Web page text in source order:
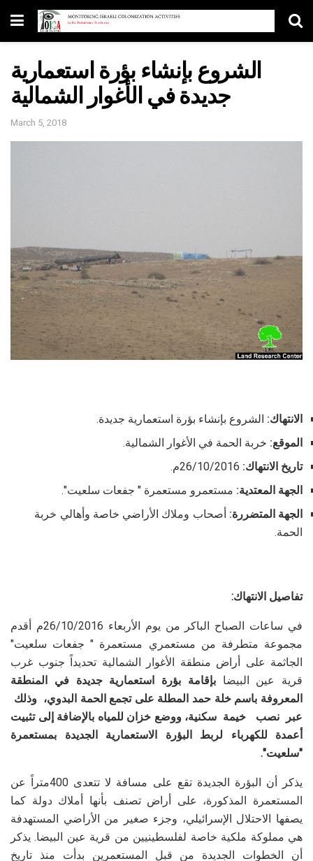
الشروع بإنشاء بؤرة استعمارية
جديدة في الأغوار الشمالية
March 5, 2018
الانتهاك: الشروع بإنشاء بؤرة استعمارية جديدة.
الموقع: خربة الحمة في الأغوار الشمالية.
تاريخ الانتهاك:
الجهة المعتدية: مستعمرو مستعمرة " جفعات سلعيت".
الجهة المتضررة: أصحاب وملاك الأراضي خاصة وأهالي خربة
الحمة.
تفاصيل الانتهاك:
في ساعات الصباح الباكر من يوم الأربعاء 26/10/2016م أقدم
مجموعة متطرفة من مستعمري مستعمرة " جفعات سلعيت"
الجاثمة على أراض منطقة الأغوار الشمالية تحديداً جنوب غرب
قرية عين البيضابإقامة بؤرة استعمارية جديدة في المنطقة
المعروفة باسم خلة حمد المطلة على تجمع الحمة البدوي، وذلك
عبر نصب خيمة سكنية، ووضع خزان للمياه بالإضافة إلى تثبيت
أعمدة للكهرباء لربط البؤرة الاستعمارية الجديدة بمستعمرة
"سلعيت".
يذكر أن البؤرة الجديدة تقع على مسافة لا تتعدى 400متراً عن
المستعمرة المذكورة، على أراض تصنف بأنها أملاك دولة كما
يصفها الاحتلال الإسرائيلي، وجزء صغير من الأراضي المستهدفة
هي مملوكة ملكية خاصة لفلسطينيين من قرية عين البيضا. يذكر
أن الخطوات الجديدة من قبل المستعمرين بدأت منذ تاريخ